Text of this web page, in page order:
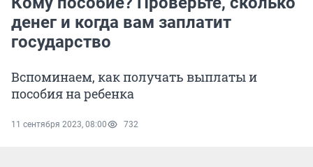
денег и когда вам заплатит
государство
Вспоминаем, как получать выплаты и
пособия на ребенка
11 сентября 2023, 08:00 732